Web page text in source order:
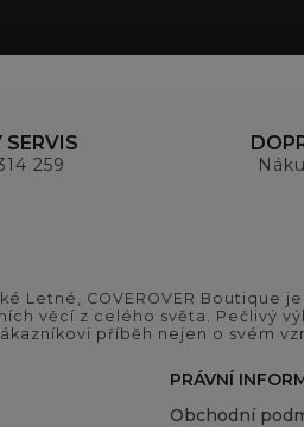
SERVIS
259
Letné, COVEROVER
věcí z celého světa. Pečlivý
příběh nejen o svém
PRÁVNÍ
Obchodní